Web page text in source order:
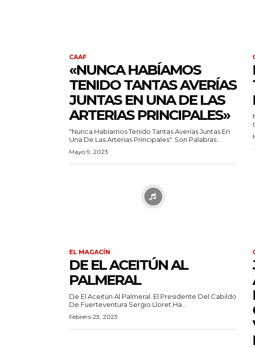
CAAF
«NUNCA HABÍAMOS
TENIDO TANTAS AVERÍAS
JUNTAS EN UNA DE LAS
ARTERIAS PRINCIPALES»
"Nunca Habíamos Tenido Tantas Averías Juntas En
Una De Las Arterias Principales". Son Palabras...
Mayo 9, 2023
EL MAGACÍN
DE EL ACEITÚN AL
PALMERAL
De El Aceitún Al Palmeral. El Presidente Del Cabildo
De Fuerteventura Sergio Lloret Ha...
Febrero 23, 2023